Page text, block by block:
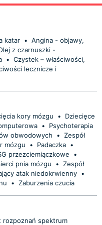
katar • Angina - objawy,
z czarnuszki -
• Czystek – właściwości,
lecznicze i
kory mózgu •
Dziecięce
•
Psychoterapia
obwodowych • Zespół
mózgu • Padaczka •
przezciemiączkowe
•
pnia mózgu • Zespół
atak niedokrwienny •
• Zaburzenia czucia
rozpoznań spektrum